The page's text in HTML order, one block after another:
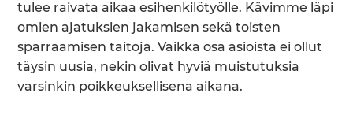
tulee raivata aikaa esihenkilötyölle. Kävimme läpi
omien ajatuksien jakamisen sekä toisten
sparraamisen taitoja. Vaikka osa asioista ei ollut
täysin uusia, nekin olivat hyviä muistutuksia
varsinkin poikkeuksellisena aikana.